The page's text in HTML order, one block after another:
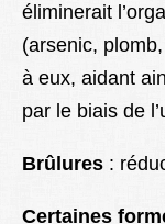
éliminerait
(arsenic,
à eux, aidant
par le biais de
Brûlures :
Certaines